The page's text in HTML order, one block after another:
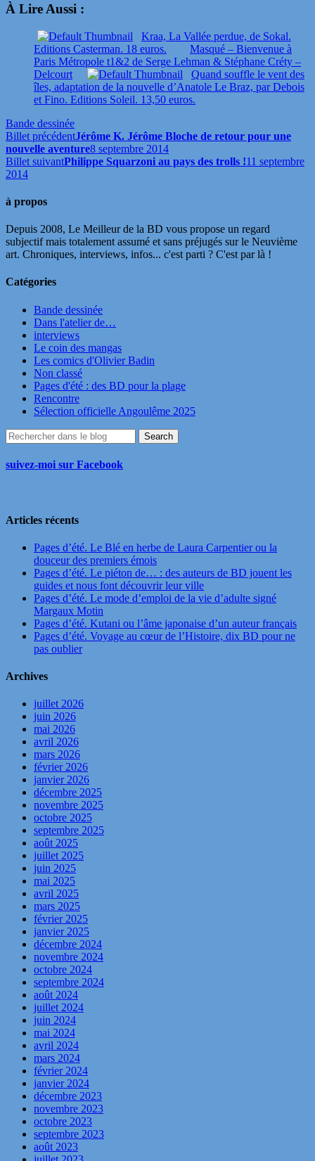
À Lire Aussi :
Kraa, La Vallée perdue, de Sokal.
Editions Casterman. 18 euros.
Masqué – Bienvenue à
Paris Métropole t1&2 de Serge Lehman & Stéphane Créty –
Delcourt
Quand souffle le vent des
îles, adaptation de la nouvelle d’Anatole Le Braz, par Debois
et Fino. Editions Soleil. 13,50 euros.
Bande dessinée
Billet précédentJérôme K. Jérôme Bloche de retour pour une
nouvelle aventure8 septembre 2014
Billet suivantPhilippe Squarzoni au pays des trolls !11 septembre
2014
à propos
Depuis 2008, Le Meilleur de la BD vous propose un regard
subjectif mais totalement assumé et sans préjugés sur le Neuvième
art. Chroniques, interviews, infos... c'est parti ? C'est par là !
Catégories
Bande dessinée
Dans l'atelier de…
interviews
Le coin des mangas
Les comics d'Olivier Badin
Non classé
Pages d'été : des BD pour la plage
Rencontre
Sélection officielle Angoulême 2025
suivez-moi sur Facebook
Articles récents
Pages d’été. Le Blé en herbe de Laura Carpentier ou la
douceur des premiers émois
Pages d’été. Le piéton de… : des auteurs de BD jouent les
guides et nous font découvrir leur ville
Pages d’été. Le mode d’emploi de la vie d’adulte signé
Margaux Motin
Pages d’été. Kutani ou l’âme japonaise d’un auteur français
Pages d’été. Voyage au cœur de l’Histoire, dix BD pour ne
pas oublier
Archives
juillet 2026
juin 2026
mai 2026
avril 2026
mars 2026
février 2026
janvier 2026
décembre 2025
novembre 2025
octobre 2025
septembre 2025
août 2025
juillet 2025
juin 2025
mai 2025
avril 2025
mars 2025
février 2025
janvier 2025
décembre 2024
novembre 2024
octobre 2024
septembre 2024
août 2024
juillet 2024
juin 2024
mai 2024
avril 2024
mars 2024
février 2024
janvier 2024
décembre 2023
novembre 2023
octobre 2023
septembre 2023
août 2023